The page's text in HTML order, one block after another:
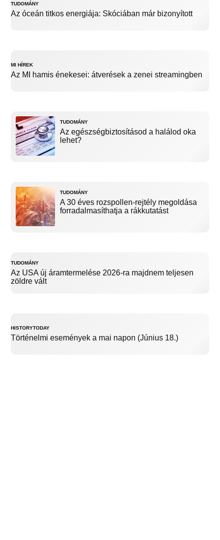
TUDOMÁNY
Az óceán titkos energiája: Skóciában már bizonyított
MI HÍREK
Az MI hamis énekesei: átverések a zenei streamingben
TUDOMÁNY
Az egészségbiztosításod a halálod oka
lehet?
TUDOMÁNY
A 30 éves rozspollen-rejtély megoldása
forradalmasíthatja a rákkutatást
TUDOMÁNY
Az USA új áramtermelése 2026-ra majdnem teljesen
zöldre vált
HISTORYTODAY
Történelmi események a mai napon (Június 18.)